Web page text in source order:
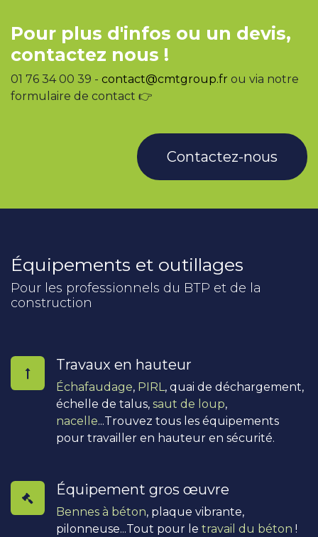
Pour plus d'infos ou un devis,
contactez nous !
01 76 34 00 39 - contact@cmtgroup.fr ou via notre
formulaire de contact 👉
Contactez-nous
Équipements et outillages
Pour les professionnels du BTP et de la
construction
Travaux en hauteur
Échafaudage, PIRL, quai de déchargement,
échelle de talus, saut de loup,
nacelle...Trouvez tous les équipements
pour travailler en hauteur en sécurité.
Équipement gros œuvre
Bennes à béton, plaque vibrante,
pilonneuse...Tout pour le travail du béton !